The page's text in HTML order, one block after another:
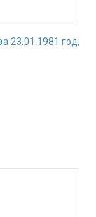
23.01.1981 год,